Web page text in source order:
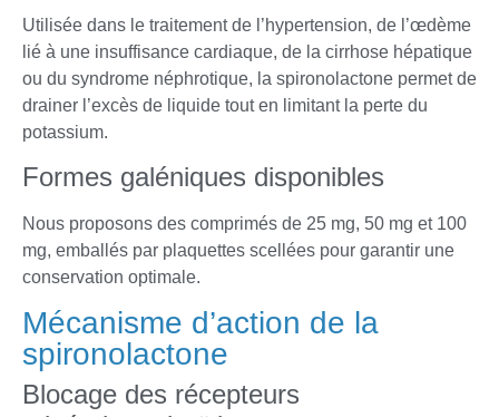
Utilisée dans le traitement de l’hypertension, de l’œdème
lié à une insuffisance cardiaque, de la cirrhose hépatique
ou du syndrome néphrotique, la spironolactone permet de
drainer l’excès de liquide tout en limitant la perte du
potassium.
Formes galéniques disponibles
Nous proposons des comprimés de 25 mg, 50 mg et 100
mg, emballés par plaquettes scellées pour garantir une
conservation optimale.
Mécanisme d’action de la
spironolactone
Blocage des récepteurs